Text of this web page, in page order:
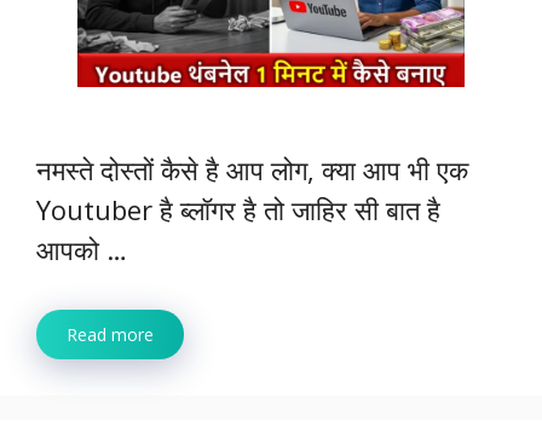
नमस्ते दोस्तों कैसे है आप लोग, क्या आप भी एक
Youtuber है ब्लॉगर है तो जाहिर सी बात है
आपको …
Read more